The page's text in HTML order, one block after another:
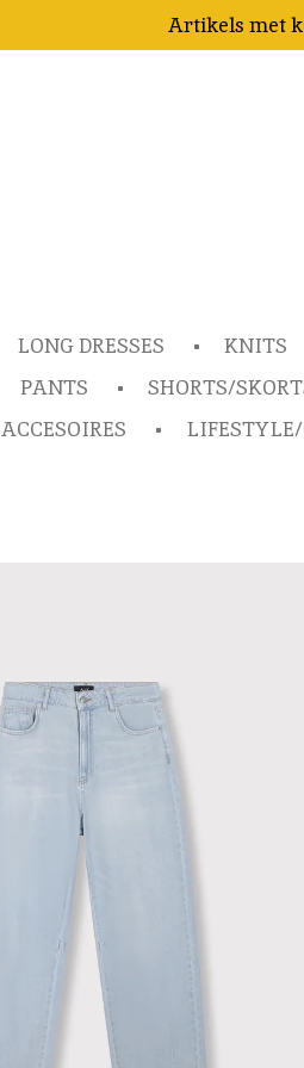
Artikels met
LONG DRESSES KNITS
PANTS SHORTS/
ACCESOIRES